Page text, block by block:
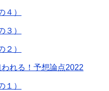
４）
３）
２）
れる！予想論点2022
１）